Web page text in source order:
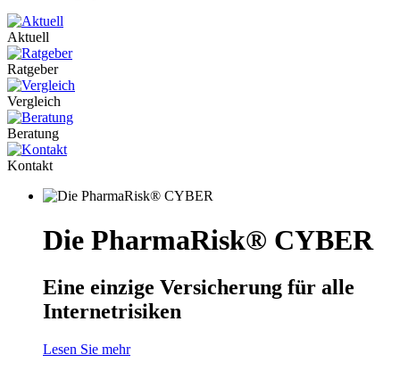
Aktuell
Ratgeber
Vergleich
Beratung
Kontakt
Die PharmaRisk® CYBER
Eine einzige Versicherung für alle
Internetrisiken
Lesen Sie mehr